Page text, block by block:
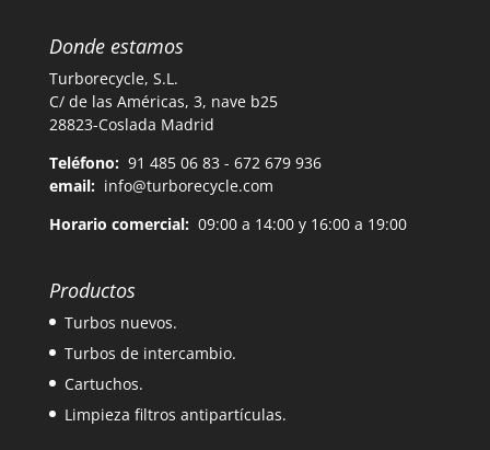
Donde estamos
Turborecycle, S.L.
C/ de las Américas, 3, nave b25
28823-Coslada Madrid
Teléfono: 91 485 06 83 - 672 679 936
email: info@turborecycle.com
Horario comercial:09:00 a 14:00 y 16:00 a 19:00
Productos
Turbos nuevos.
Turbos de intercambio.
Cartuchos.
Limpieza filtros antipartículas.